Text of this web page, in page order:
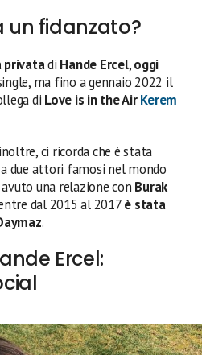
un fidanzato?
privatadi Hande Ercel,oggi
ma fino a gennaio 2022 il
di Love is in the AirKerem
ci ricorda che è stata
due attori famosi nel mondo
una relazione con Burak
dal 2015 al 2017è stata
.
Ercel: